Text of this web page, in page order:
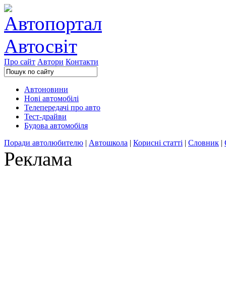
Про сайт Автори Контакти
Автоновини
Нові автомобілі
Телепередачі про авто
Тест-драйви
Будова автомобіля
Поради автолюбителю | Автошкола | Корисні статті | Словник |
Реклама